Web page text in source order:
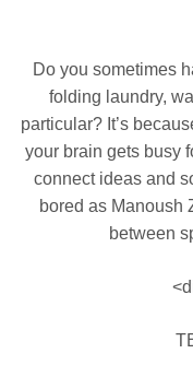
Do you sometimes
folding laundry,
particular? It’s
your brain gets busy
connect ideas and
bored as Manoush
between